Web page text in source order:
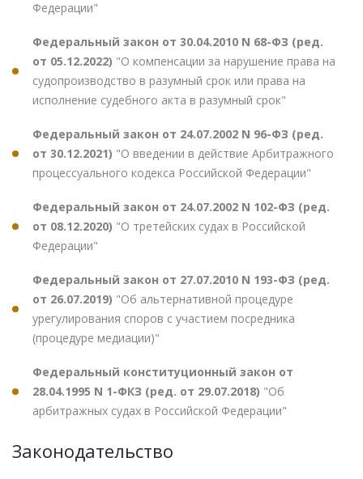
Федерации"
Федеральный закон от 30.04.2010 N 68-ФЗ (ред.
от 05.12.2022) "О компенсации за нарушение права на
судопроизводство в разумный срок или права на
исполнение судебного акта в разумный срок"
Федеральный закон от 24.07.2002 N 96-ФЗ (ред.
от 30.12.2021) "О введении в действие Арбитражного
процессуального кодекса Российской Федерации"
Федеральный закон от 24.07.2002 N 102-ФЗ (ред.
от 08.12.2020) "О третейских судах в Российской
Федерации"
Федеральный закон от 27.07.2010 N 193-ФЗ (ред.
от 26.07.2019) "Об альтернативной процедуре
урегулирования споров с участием посредника
(процедуре медиации)"
Федеральный конституционный закон от
28.04.1995 N 1-ФКЗ (ред. от 29.07.2018) "Об
арбитражных судах в Российской Федерации"
Законодательство